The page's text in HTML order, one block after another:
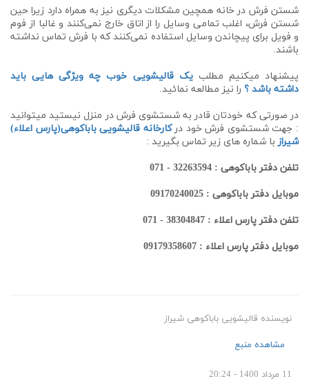
شستن فرش در خانه همچین مشکلات دیگری نیز به همراه دارد زیرا حین
شستن فرش، اغلب تمامی وسایل را از اتاق خارج نمی‌کنند و غالبا از فوم
و فویل برای پیچاندن وسایل استفاده نمی‌کنند که با فرش تماس نداشته
باشند.
پیشنهاد میکنیم مطلبیک قالیشویی خوب چه ویژگی هایی باید
داشته باشد ؟ را نیز مطالعه نمائید.
در صورتی که خودتان قادر به شستشوی فرش در منزل نیستید میتوانید
: جهت شستشوی فرش خود درکارخانه قالیشویی باباکوهی(پارس اعلاء)
شیرازبا شماره های زیر تماس بگیرید :
تلفن دفتر باباکوهی : 32263594 - 071
موبایل دفتر باباکوهی : 09170240025
تلفن دفتر پارس اعلاء : 38304847 - 071
موبایل دفتر پارس اعلاء : 09179358607
نویسنده قالیشویی باباکوهی شیراز
مشاهده منبع
11 مرداد 1400 - 20:24